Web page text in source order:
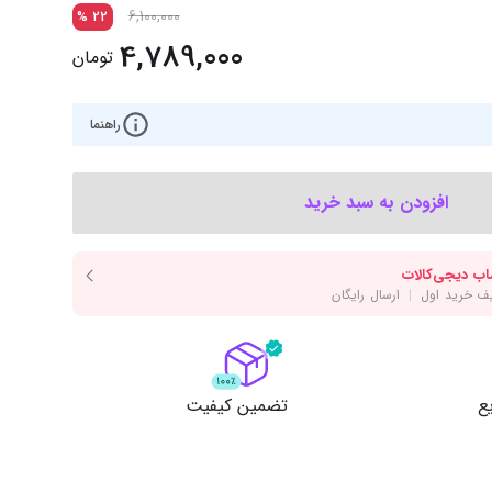
6,100,000
22
%
4,789,000 تومان
راهنما
افزودن به سبد خرید
تضمین کیفیت